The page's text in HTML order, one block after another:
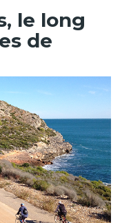
le long
de